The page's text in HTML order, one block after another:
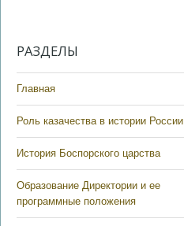
РАЗДЕЛЫ
Главная
Роль казачества в истории России
История Боспорского царства
Образование Директории и ее
программные положения